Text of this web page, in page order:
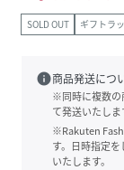
SOLD OUT ギフトラ
info商品発送につ
※同時に複数の
て発送いたしま
※Rakuten
す。日時指定
いたします。